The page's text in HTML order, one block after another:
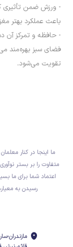
- ورزش ضمن تأثیری
باعث عملکرد بهتر
- حافظه و تمرکز آن
فضای سبز بهره‌­مند
تقویت می‌شود.
ما اینجا در کنار
متفاوت را بر بستر
اعتماد شما برای ما
رسیدن به
مازندران-